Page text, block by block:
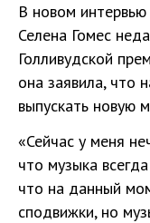
В новом
Селена Гомес
Голливудской
она заявила, что
выпускать новую
«Сейчас у меня
что музыка
что на данный
сподвижки, но